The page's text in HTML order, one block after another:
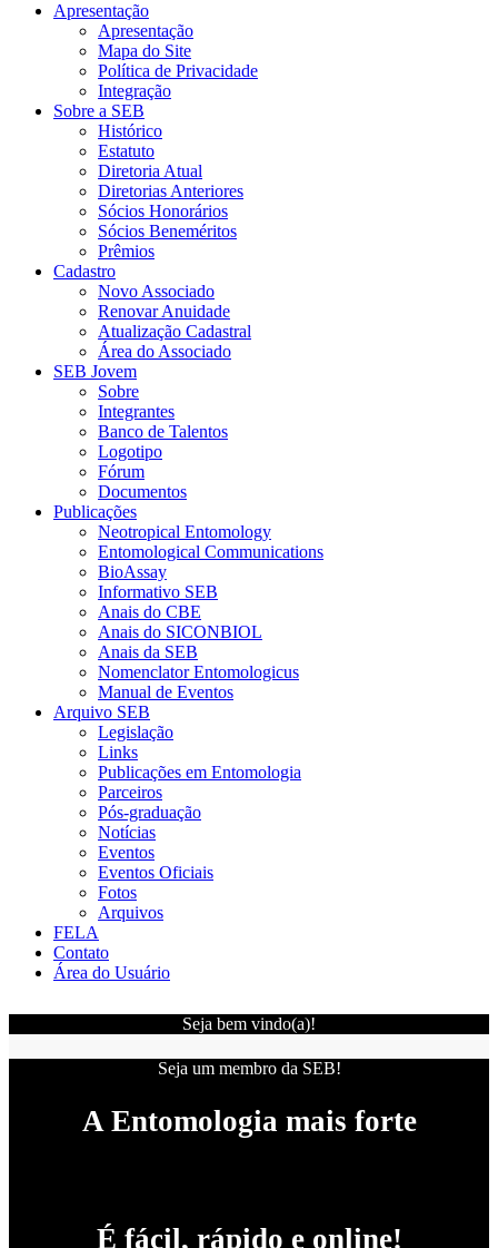
Apresentação
Apresentação
Mapa do Site
Política de Privacidade
Integração
Sobre a SEB
Histórico
Estatuto
Diretoria Atual
Diretorias Anteriores
Sócios Honorários
Sócios Beneméritos
Prêmios
Cadastro
Novo Associado
Renovar Anuidade
Atualização Cadastral
Área do Associado
SEB Jovem
Sobre
Integrantes
Banco de Talentos
Logotipo
Fórum
Documentos
Publicações
Neotropical Entomology
Entomological Communications
BioAssay
Informativo SEB
Anais do CBE
Anais do SICONBIOL
Anais da SEB
Nomenclator Entomologicus
Manual de Eventos
Arquivo SEB
Legislação
Links
Publicações em Entomologia
Parceiros
Pós-graduação
Notícias
Eventos
Eventos Oficiais
Fotos
Arquivos
FELA
Contato
Área do Usuário
Seja bem vindo(a)!
Seja um membro da SEB!
A Entomologia mais forte
É fácil, rápido e online!